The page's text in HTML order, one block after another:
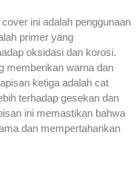
ini adalah penggunaan
primer yang
oksidasi dan korosi.
memberikan warna dan
ketiga adalah cat
terhadap gesekan dan
ini memastikan bahwa
dan mempertahankan